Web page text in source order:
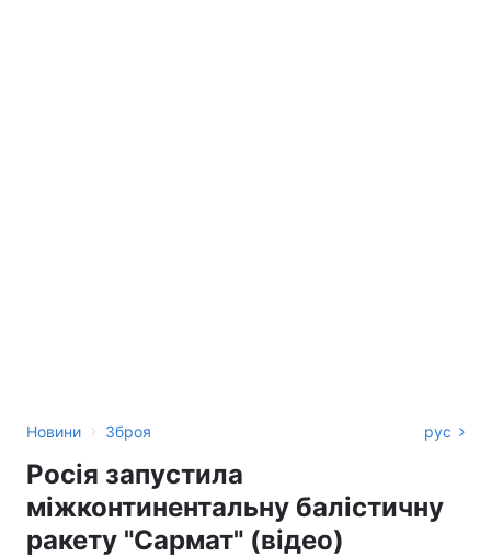
Новини › Зброя рус
Росія запустила
міжконтинентальну балістичну
ракету "Сармат" (відео)